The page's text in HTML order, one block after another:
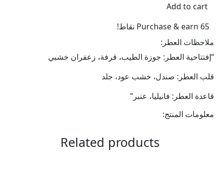
Add to cart
Purchase & earn 65 نقاط!
ملاحظات العطر:
“إفتتاحية العطر: جوزة الطيب، قرفة، زعفران خشبي
قلب العطر: صندل، خشب عود، جلد
قاعدة العطر: فانيليا، عنبر”
معلومات المنتج:
Related products